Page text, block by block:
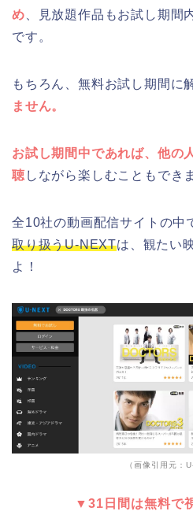
め 、見放題作品もお試し期間
です。
もちろん、無料お試し期間に
ません。
お試し期間中であれば、他の
聴 しながら楽しむこともでき
全10社の動画配信サイトの中
取り扱うU-NEXTは、観たい
よ！
（画像引用元：
▼31日間は無料で